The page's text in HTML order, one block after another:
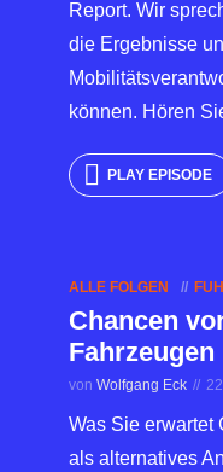
Report. Wir
die Ergebnisse
können. Hören
PLAY EPISODE
ALLE FOLGEN
Chancen
Fahrzeugen
von Wolfgang Eck
Was Sie erwartet
als alternatives